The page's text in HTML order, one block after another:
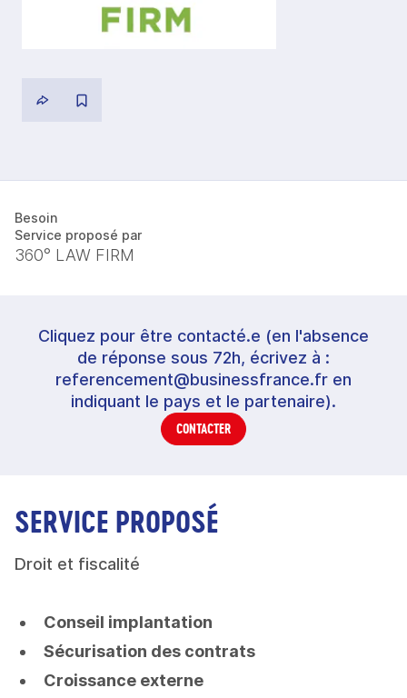
Besoin
Service proposé par
360° LAW FIRM
Cliquez pour être contacté.e (en l'absence
de réponse sous 72h, écrivez à :
referencement@businessfrance.fr en
indiquant le pays et le partenaire).
CONTACTER
SERVICE PROPOSÉ
Droit et fiscalité
Conseil implantation
Sécurisation des contrats
Croissance externe